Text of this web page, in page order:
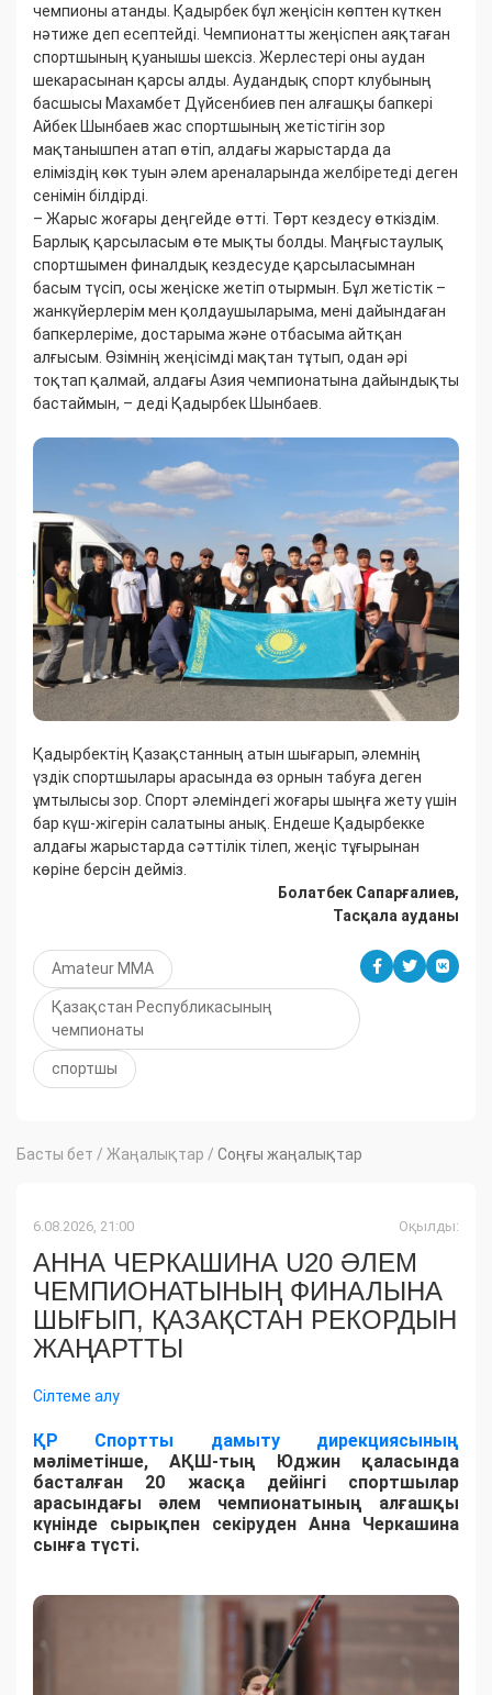
чемпионы атанды. Қадырбек бұл жеңісін көптен күткен
нәтиже деп есептейді. Чемпионатты жеңіспен аяқтаған
спортшының қуанышы шексіз. Жерлестері оны аудан
шекарасынан қарсы алды. Аудандық спорт клубының
басшысы Махамбет Дүйсенбиев пен алғашқы бапкері
Айбек Шынбаев жас спортшының жетістігін зор
мақтанышпен атап өтіп, алдағы жарыстарда да
еліміздің көк туын әлем ареналарында желбіретеді деген
сенімін білдірді.
– Жарыс жоғары деңгейде өтті. Төрт кездесу өткіздім.
Барлық қарсыласым өте мықты болды. Маңғыстаулық
спортшымен финалдық кездесуде қарсыласымнан
басым түсіп, осы жеңіске жетіп отырмын. Бұл жетістік –
жанкүйерлерім мен қолдаушыларыма, мені дайындаған
бапкерлеріме, достарыма және отбасыма айтқан
алғысым. Өзімнің жеңісімді мақтан тұтып, одан әрі
тоқтап қалмай, алдағы Азия чемпионатына дайындықты
бастаймын, – деді Қадырбек Шынбаев.
Қадырбектің Қазақстанның атын шығарып, әлемнің
үздік спортшылары арасында өз орнын табуға деген
ұмтылысы зор. Спорт әлеміндегі жоғары шыңға жету үшін
бар күш-жігерін салатыны анық. Ендеше Қадырбекке
алдағы жарыстарда сәттілік тілеп, жеңіс тұғырынан
көріне берсін дейміз.
Болатбек Сапарғалиев,
Тасқала ауданы
Amateur ММА
Қазақстан Республикасының
чемпионаты
спортшы
Басты бет / Жаңалықтар / Соңғы жаңалықтар
6.08.2026, 21:00 Оқылды:
АННА ЧЕРКАШИНА U20 ӘЛЕМ
ЧЕМПИОНАТЫНЫҢ ФИНАЛЫНА
ШЫҒЫП, ҚАЗАҚСТАН РЕКОРДЫН
ЖАҢАРТТЫ
Сілтеме алу
ҚР Спортты дамыту дирекциясының
мәліметінше, АҚШ-тың Юджин қаласында
басталған 20 жасқа дейінгі спортшылар
арасындағы әлем чемпионатының алғашқы
күнінде сырықпен секіруден Анна Черкашина
сынға түсті.